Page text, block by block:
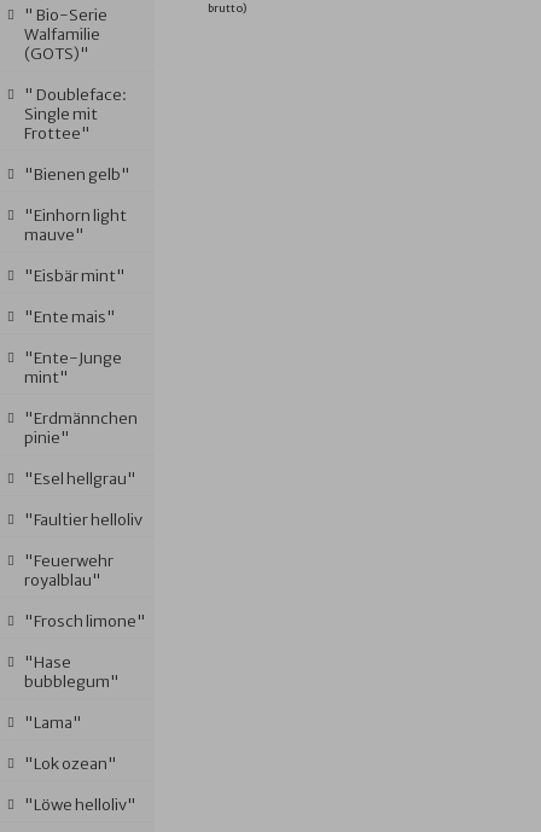
" Bio-Serie
Walfamilie
(GOTS)"
" Doubleface:
Single mit
Frottee"
"Bienen gelb"
"Einhorn light
mauve"
"Eisbär mint"
"Ente mais"
"Ente-Junge
mint"
"Erdmännchen
pinie"
"Esel hellgrau"
"Faultier helloliv
"Feuerwehr
royalblau"
"Frosch limone"
"Hase
bubblegum"
"Lama"
"Lok ozean"
"Löwe helloliv"
brutto)